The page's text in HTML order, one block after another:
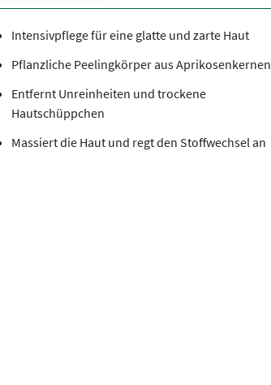
Intensivpflege für eine glatte und zarte Haut
Pflanzliche Peelingkörper aus Aprikosenkernen
Entfernt Unreinheiten und trockene
Hautschüppchen
Massiert die Haut und regt den Stoffwechsel an